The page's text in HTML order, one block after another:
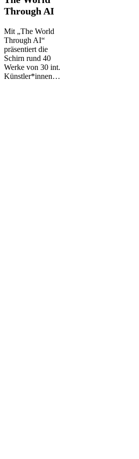
World
AI
Through AI
Mit „The World
Through AI“
präsentiert die
Schirn rund 40
Werke von 30 int.
Künstler*innen…